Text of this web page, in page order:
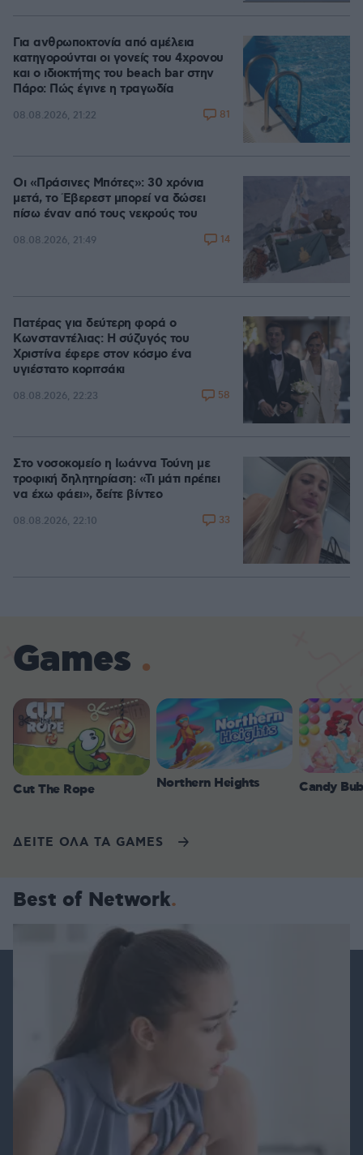
Για ανθρωποκτονία από αμέλεια
κατηγορούνται οι γονείς του 4χρονου
και ο ιδιοκτήτης του beach bar στην
Πάρο: Πώς έγινε η τραγωδία
08.08.2026, 21:22 81
Οι «Πράσινες Μπότες»: 30 χρόνια
μετά, το Έβερεστ μπορεί να δώσει
πίσω έναν από τους νεκρούς του
08.08.2026, 21:49 14
Πατέρας για δεύτερη φορά ο
Κωνσταντέλιας: Η σύζυγός του
Χριστίνα έφερε στον κόσμο ένα
υγιέστατο κοριτσάκι
08.08.2026, 22:23 58
Στο νοσοκομείο η Ιωάννα Τούνη με
τροφική δηλητηρίαση: «Τι μάτι πρέπει
να έχω φάει», δείτε βίντεο
08.08.2026, 22:10 33
Games
Cut The Rope Northern Heights Candy
ΔΕΙΤΕ ΟΛΑ ΤΑ GAMES
Best of Network